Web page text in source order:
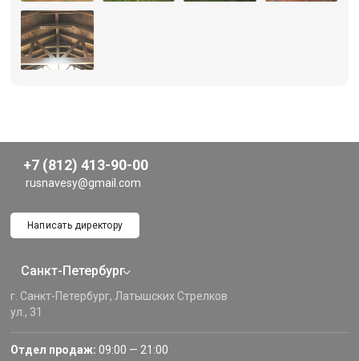
+7 (812) 413-90-00
rusnavesy@gmail.com
Написать директору
Санкт-Петербург
г. Санкт-Петербург, Латышских Стрелков
ул., 31
Отдел продаж: 09:00 — 21:00